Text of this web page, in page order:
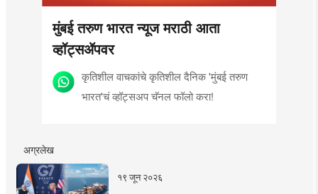
मुंबई तरुण भारत न्यूज मराठी आता
व्हॉट्सॲपवर
कृतिशील वाचकांचे कृतिशील दैनिक 'मुंबई तरुण
भारत'चं व्हॉट्सअप चॅनल फॉलो करा!
अग्रलेख
१९ जून २०२६